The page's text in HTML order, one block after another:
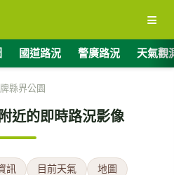
≡
國道路況 警廣路況 天氣觀
縣界公園
近的即時路況影像
訊 目前天氣 地圖